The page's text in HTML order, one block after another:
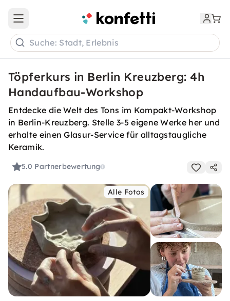
Open main menu
Suche: Stadt, Erlebnis
Töpferkurs in Berlin Kreuzberg: 4h
Handaufbau-Workshop
Entdecke die Welt des Tons im Kompakt-Workshop
in Berlin-Kreuzberg. Stelle 3-5 eigene Werke her und
erhalte einen Glasur-Service für alltagstaugliche
Keramik.
5.0 Partnerbewertung
Alle Fotos